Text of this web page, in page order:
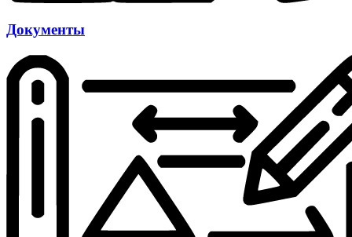
Документы